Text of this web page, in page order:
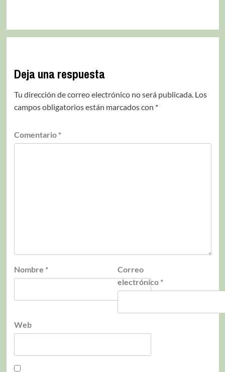
Deja una respuesta
Tu dirección de correo electrónico no será publicada. Los
campos obligatorios están marcados con *
Comentario *
Nombre *
Correo
electrónico *
Web